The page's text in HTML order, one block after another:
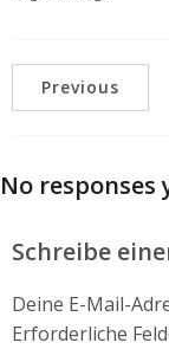
Previous
No responses
Schreibe
Deine E-Mail-
Erforderliche